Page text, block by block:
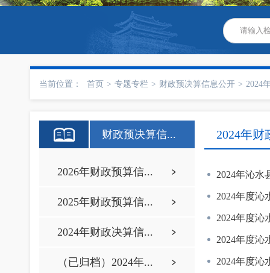
当前位置： 首页 > 专题专栏 > 财政预决算信息公开 > 2024
财政预决算信...
2026年财政预算信...
2025年财政预算信...
2024年财政决算信...
（已归档）2024年...
2024年财
2024年沁水
2024年度沁
2024年度沁
2024年度沁
2024年度沁